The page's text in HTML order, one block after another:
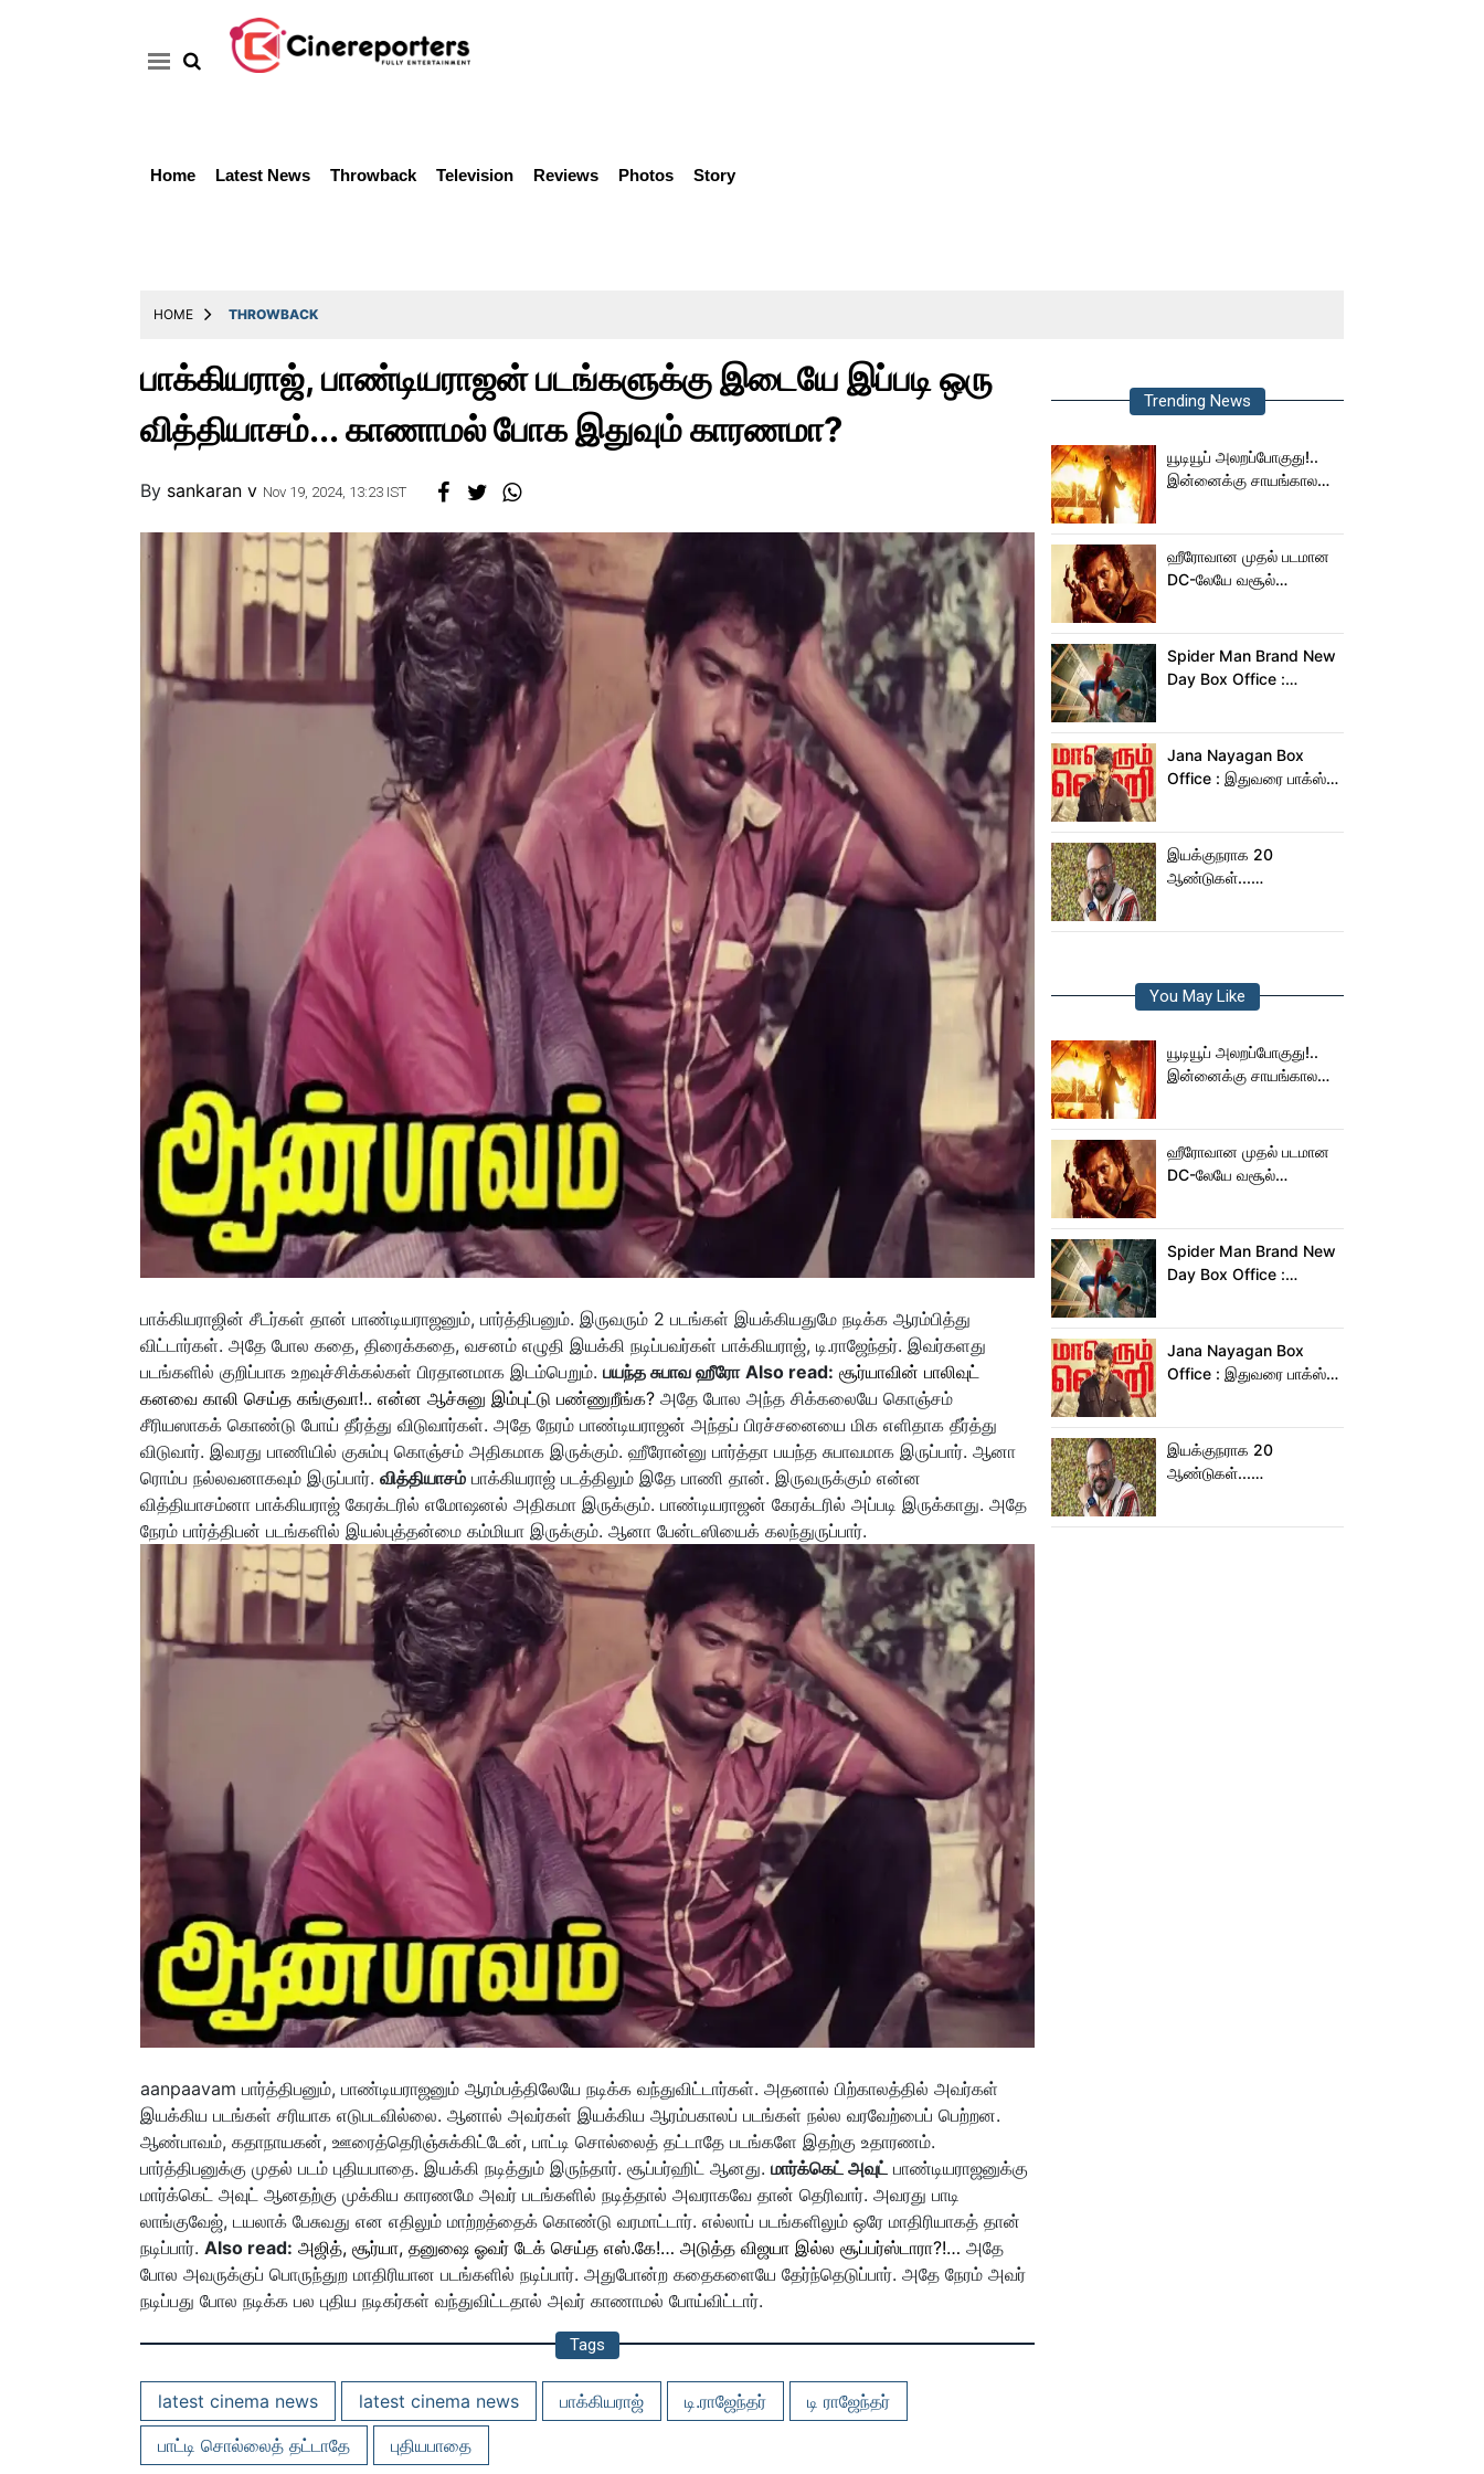
Home Latest News Throwback Television Reviews Photos Story
HOME THROWBACK
பாக்கியராஜ், பாண்டியராஜன் படங்களுக்கு இடையே இப்படி ஒரு
வித்தியாசம்... காணாமல் போக இதுவும் காரணமா?
By sankaran v Nov 19, 2024, 13:23 IST
பாக்கியராஜின் சீடர்கள் தான் பாண்டியராஜனும், பார்த்திபனும். இருவரும் 2 படங்கள் இயக்கியதுமே நடிக்க ஆரம்பித்து
விட்டார்கள். அதே போல கதை, திரைக்கதை, வசனம் எழுதி இயக்கி நடிப்பவர்கள் பாக்கியராஜ், டி.ராஜேந்தர். இவர்களது
படங்களில் குறிப்பாக உறவுச்சிக்கல்கள் பிரதானமாக இடம்பெறும். பயந்த சுபாவ ஹீரோ Also read: சூர்யாவின் பாலிவுட்
கனவை காலி செய்த கங்குவா!.. என்ன ஆச்சுனு இம்புட்டு பண்ணுறீங்க? அதே போல அந்த சிக்கலையே கொஞ்சம்
சீரியஸாகக் கொண்டு போய் தீர்த்து விடுவார்கள். அதே நேரம் பாண்டியராஜன் அந்தப் பிரச்சனையை மிக எளிதாக தீர்த்து
விடுவார். இவரது பாணியில் குசும்பு கொஞ்சம் அதிகமாக இருக்கும். ஹீரோன்னு பார்த்தா பயந்த சுபாவமாக இருப்பார். ஆனா
ரொம்ப நல்லவனாகவும் இருப்பார். வித்தியாசம் பாக்கியராஜ் படத்திலும் இதே பாணி தான். இருவருக்கும் என்ன
வித்தியாசம்னா பாக்கியராஜ் கேரக்டரில் எமோஷனல் அதிகமா இருக்கும். பாண்டியராஜன் கேரக்டரில் அப்படி இருக்காது. அதே
நேரம் பார்த்திபன் படங்களில் இயல்புத்தன்மை கம்மியா இருக்கும். ஆனா பேன்டஸியைக் கலந்துருப்பார்.
aanpaavam பார்த்திபனும், பாண்டியராஜனும் ஆரம்பத்திலேயே நடிக்க வந்துவிட்டார்கள். அதனால் பிற்காலத்தில் அவர்கள்
இயக்கிய படங்கள் சரியாக எடுபடவில்லை. ஆனால் அவர்கள் இயக்கிய ஆரம்பகாலப் படங்கள் நல்ல வரவேற்பைப் பெற்றன.
ஆண்பாவம், கதாநாயகன், ஊரைத்தெரிஞ்சுக்கிட்டேன், பாட்டி சொல்லைத் தட்டாதே படங்களே இதற்கு உதாரணம்.
பார்த்திபனுக்கு முதல் படம் புதியபாதை. இயக்கி நடித்தும் இருந்தார். சூப்பர்ஹிட் ஆனது. மார்க்கெட் அவுட் பாண்டியராஜனுக்கு
மார்க்கெட் அவுட் ஆனதற்கு முக்கிய காரணமே அவர் படங்களில் நடித்தால் அவராகவே தான் தெரிவார். அவரது பாடி
லாங்குவேஜ், டயலாக் பேசுவது என எதிலும் மாற்றத்தைக் கொண்டு வரமாட்டார். எல்லாப் படங்களிலும் ஒரே மாதிரியாகத் தான்
நடிப்பார். Also read: அஜித், சூர்யா, தனுஷை ஓவர் டேக் செய்த எஸ்.கே!… அடுத்த விஜயா இல்ல சூப்பர்ஸ்டாரா?!… அதே
போல அவருக்குப் பொருந்துற மாதிரியான படங்களில் நடிப்பார். அதுபோன்ற கதைகளையே தேர்ந்தெடுப்பார். அதே நேரம் அவர்
நடிப்பது போல நடிக்க பல புதிய நடிகர்கள் வந்துவிட்டதால் அவர் காணாமல் போய்விட்டார்.
Tags
latest cinema news latest cinema news பாக்கியராஜ் டி.ராஜேந்தர்
டி ராஜேந்தர்
பாட்டி சொல்லைத் தட்டாதே
புதியபாதை
Trending News
யூடியூப் அலறப்போகுது!..
இன்னைக்கு சாயங்காலம்
ஹீரோவான முதல் படமான
DC-லேயே வசூல்
Spider Man Brand New
Day Box Office :
பிராண்ட் நியூ டே!
Jana Nayagan Box
Office : இதுவரை பாக்ஸ்
இயக்குநராக 20
ஆண்டுகள்...
You May Like
யூடியூப் அலறப்போகுது!..
இன்னைக்கு சாயங்காலம்
ஹீரோவான முதல் படமான
DC-லேயே வசூல்
Spider Man Brand New
Day Box Office :
பிராண்ட் நியூ டே!
Jana Nayagan Box
Office : இதுவரை பாக்ஸ்
இயக்குநராக 20
ஆண்டுகள்...